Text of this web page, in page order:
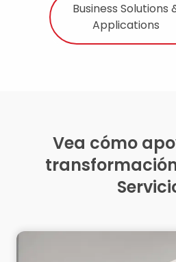
Business Solutions
Applications
Vea cómo